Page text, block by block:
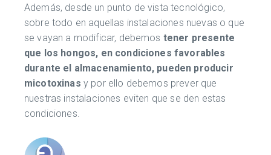
Además, desde un punto de vista tecnológico,
sobre todo en aquellas instalaciones nuevas o que
se vayan a modificar, debemos tener presente
que los hongos, en condiciones favorables
durante el almacenamiento, pueden producir
micotoxinas y por ello debemos prever que
nuestras instalaciones eviten que se den estas
condiciones.